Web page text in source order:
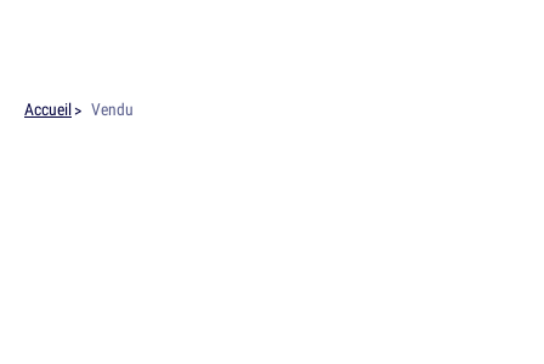
Accueil Vendu